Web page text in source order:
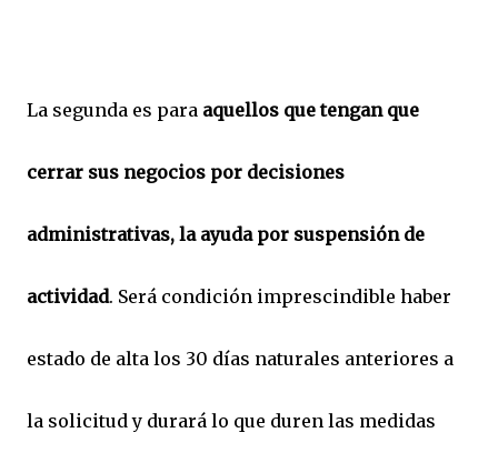
La segunda es para aquellos que tengan que
cerrar sus negocios por decisiones
administrativas, la ayuda por suspensión de
actividad. Será condición imprescindible haber
estado de alta los 30 días naturales anteriores a
la solicitud y durará lo que duren las medidas